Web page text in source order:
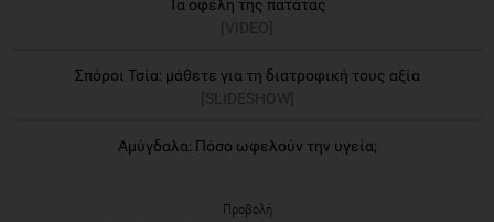
Τα οφέλη της πατάτας
[VIDEO]
Σπόροι Τσία: μάθετε για τη διατροφική τους αξία
[SLIDESHOW]
Αμύγδαλα: Πόσο ωφελούν την υγεία;
Προβολή